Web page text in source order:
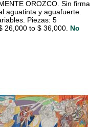
OROZCO. Sin firma.
aguatinta y aguafuerte.
Piezas: 5
26,000 to $ 36,000. No